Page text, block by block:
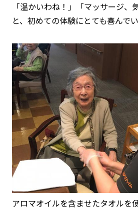
「温かいわね！」「マッサージ、
と、初めての体験にとても喜んで
アロマオイルを含ませたタオルを